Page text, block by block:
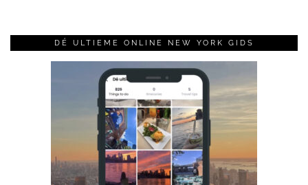
DÉ ULTIEME ONLINE NEW YORK GIDS